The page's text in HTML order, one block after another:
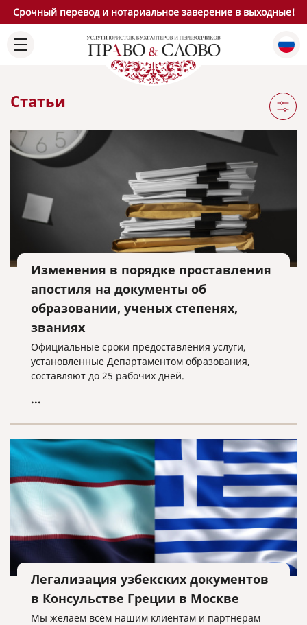
Срочный перевод и нотариальное заверение в выходные!
Статьи
Изменения в порядке проставления
апостиля на документы об
образовании, ученых степенях,
званиях
Официальные сроки предоставления услуги,
установленные Департаментом образования,
составляют до 25 рабочих дней.
...
Легализация узбекских документов
в Консульстве Греции в Москве
Мы желаем всем нашим клиентам и партнерам